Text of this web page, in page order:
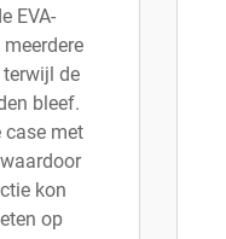
EVA-
de
bleef.
case met
kon
op